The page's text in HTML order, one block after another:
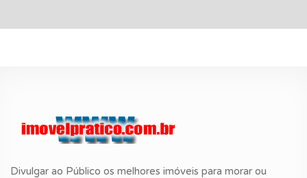
Divulgar ao Público os melhores imóveis para morar ou